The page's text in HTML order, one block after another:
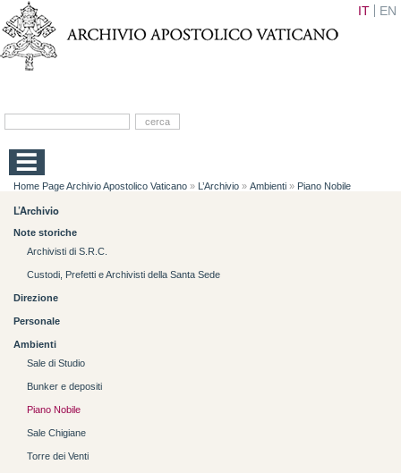
IT EN
Home Page Archivio Apostolico Vaticano » L’Archivio » Ambienti » Piano Nobile
L’Archivio
Note storiche
Archivisti di S.R.C.
Custodi, Prefetti e Archivisti della Santa Sede
Direzione
Personale
Ambienti
Sale di Studio
Bunker e depositi
Piano Nobile
Sale Chigiane
Torre dei Venti